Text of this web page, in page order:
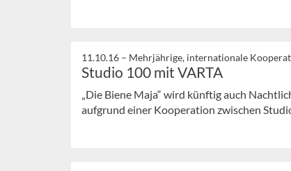
11.10.16 – Mehrjährige, internationale
Studio 100 mit VARTA
„Die Biene Maja“ wird künftig auch
aufgrund einer Kooperation zwischen